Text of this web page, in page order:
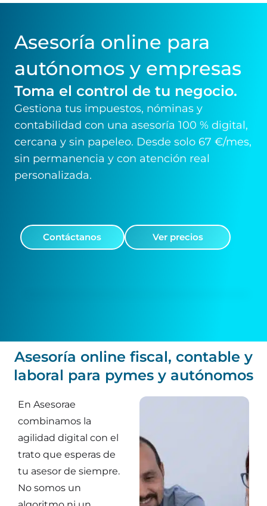
Asesoría online para
autónomos y empresas
Toma el control de tu negocio.
Gestiona tus impuestos, nóminas y
contabilidad con una asesoría 100 % digital,
cercana y sin papeleo. Desde solo 67 €/mes,
sin permanencia y con atención real
personalizada.
Contáctanos Ver precios
Asesoría online fiscal, contable y
laboral para pymes y autónomos
En Asesorae
combinamos la
agilidad digital con el
trato que esperas de
tu asesor de siempre.
No somos un